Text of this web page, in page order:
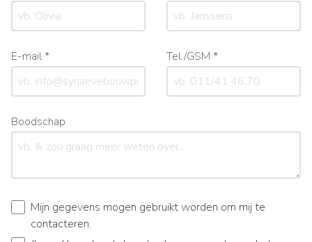
E-mail * Tel./GSM *
Boodschap
Mijn gegevens mogen gebruikt worden om mij te
contacteren.